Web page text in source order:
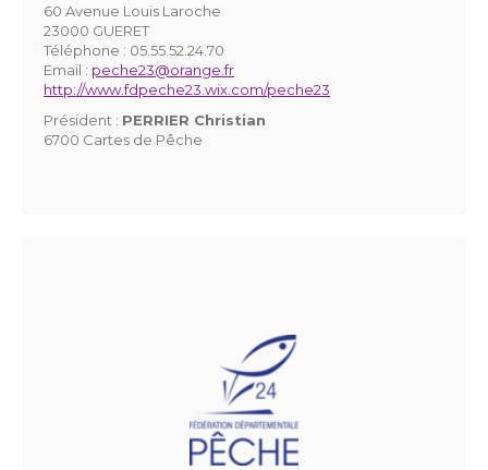
60 Avenue Louis Laroche
23000 GUERET
Téléphone : 05.55.52.24.70
Email : peche23@orange.fr
http://www.fdpeche23.wix.com/peche23
Président : PERRIER Christian
6700 Cartes de Pêche